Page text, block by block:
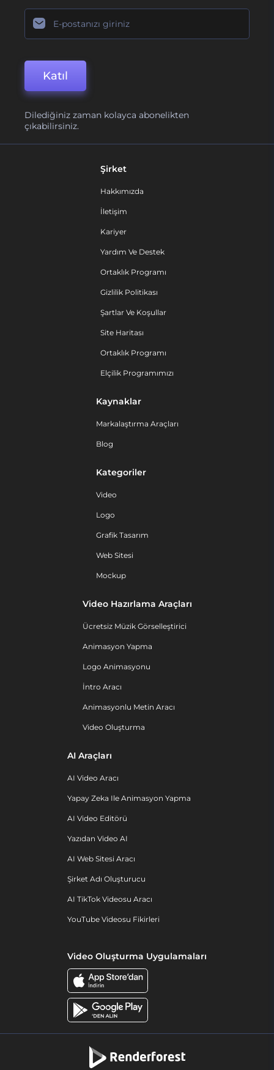
Katıl
Dilediğiniz zaman kolayca abonelikten
çıkabilirsiniz.
Şirket
Hakkımızda
İletişim
Kariyer
Yardım Ve Destek
Ortaklık Programı
Gizlilik Politikası
Şartlar Ve Koşullar
Site Haritası
Ortaklık Programı
Elçilik Programımızı
Kaynaklar
Markalaştırma Araçları
Blog
Kategoriler
Video
Logo
Grafik Tasarım
Web Sitesi
Mockup
Video Hazırlama Araçları
Ücretsiz Müzik Görselleştirici
Animasyon Yapma
Logo Animasyonu
İntro Aracı
Animasyonlu Metin Aracı
Video Oluşturma
AI Araçları
AI Video Aracı
Yapay Zeka Ile Animasyon Yapma
AI Video Editörü
Yazıdan Video AI
AI Web Sitesi Aracı
Şirket Adı Oluşturucu
AI TikTok Videosu Aracı
YouTube Videosu Fikirleri
Video Oluşturma Uygulamaları